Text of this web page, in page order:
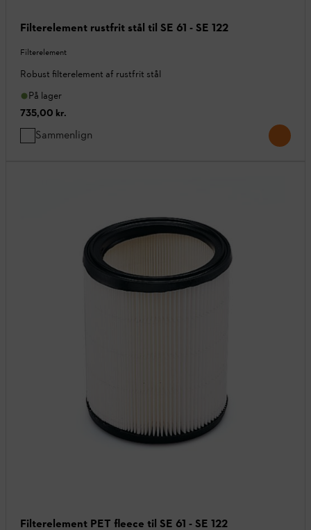
Filterelement rustfrit stål til SE 61 - SE 122
Filterelement
Robust filterelement af rustfrit stål
På lager
735,00 kr.
Sammenlign
Filterelement PET fleece til SE 61 - SE 122